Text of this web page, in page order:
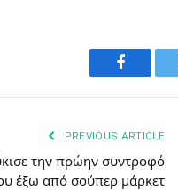
PREVIOUS ARTICLE
την πρώην συντροφό
έξω από σούπερ μάρκετ